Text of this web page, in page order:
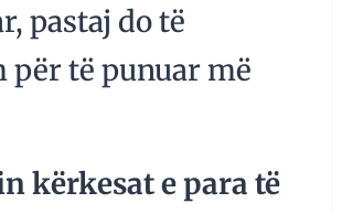
pastaj do të
për të punuar më
kërkesat e para të